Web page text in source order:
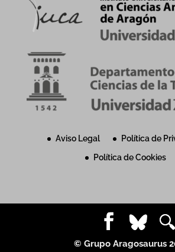
Aviso Legal
Política de
Política de Cookies
© Grupo Aragosaurus